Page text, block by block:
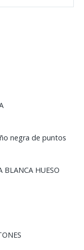
negra de puntos
BLANCA HUESO